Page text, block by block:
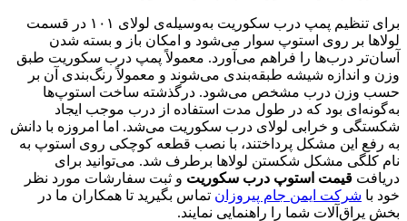
برای تنظیم پمپ درب سکوریت به‌وسیله‌ی لولای ۱۰۱ در قسمت
لولاها بر روی استوپ سوار می‌شود و امکان باز و بسته شدن
آسان‌تر درب‌ها را فراهم می‌آورد. معمولاً پمپ درب سکوریت طبق
وزن و اندازه شیشه طبقه‌بندی می‌شوند و معمولاً رنگ‌بندی آن بر
حسب وزن درب مشخص می‌شود. درگذشته ساخت استوپ‌ها
به‌گونه‌ای بود که در طول مدت استفاده از درب موجب ایجاد
شکستگی و خرابی لولای درب سکوریت می‌شد. اما امروزه با دانش
به رفع این مشکل پرداختند، با نصب قطعه کوچکی روی استوپ به
نام کلگی مشکل شکستن لولاها برطرف شد. می‌توانید برای
دریافت قیمت استوپ درب سکوریت و ثبت سفارشات مورد نظر
خود با شرکت ایمن جام پیروزان تماس بگیرید تا همکاران ما در
بخش یراق‌آلات شما را راهنمایی نمایند.